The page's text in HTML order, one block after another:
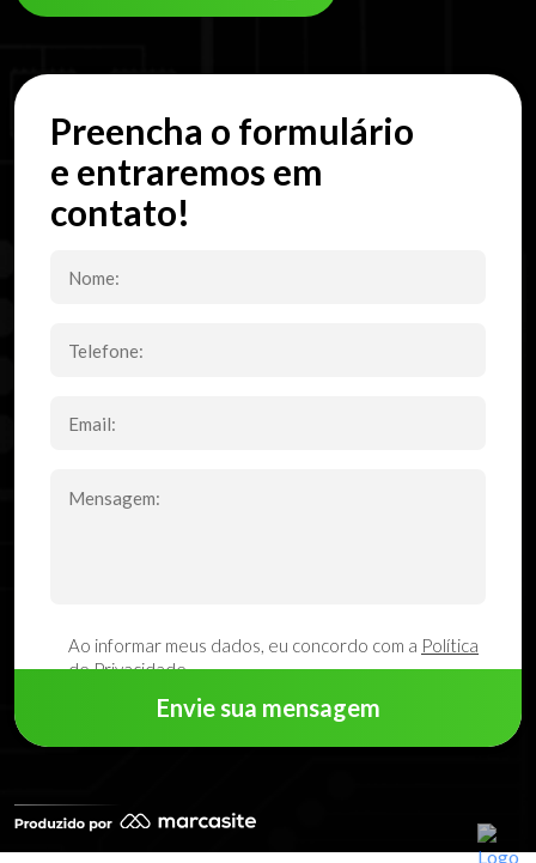
Preencha o formulário
e entraremos em
contato!
Ao informar meus dados, eu concordo com a Política
de Privacidade